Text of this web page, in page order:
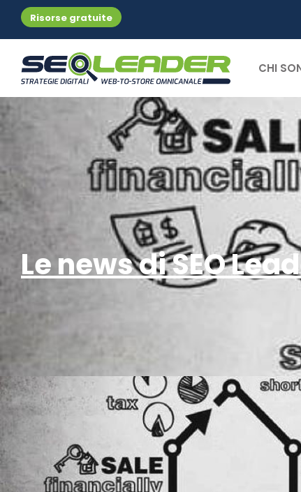
Risorse gratuite
CHI
Le news di SEO